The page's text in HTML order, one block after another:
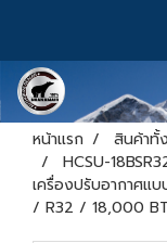
หน้าแรก สินค้าทั้
HCSU-
เครื่องปรับอากาศ
/ R32 / 18,000